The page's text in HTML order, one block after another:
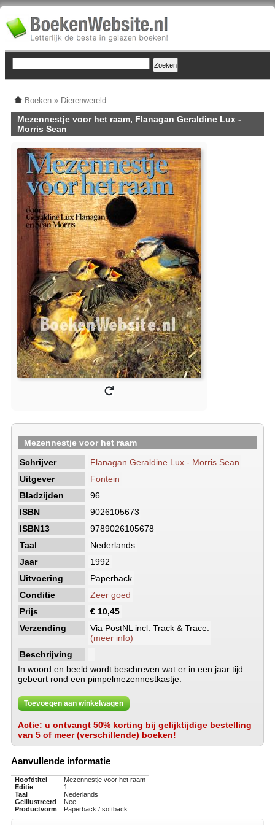
Boeken » Dierenwereld
Mezennestje voor het raam, Flanagan Geraldine Lux -
Morris Sean
Mezennestje voor het raam
Schrijver
Flanagan Geraldine Lux - Morris Sean
Uitgever
Fontein
Bladzijden
96
ISBN
9026105673
ISBN13
9789026105678
Taal
Nederlands
Jaar
1992
Uitvoering
Paperback
Conditie
Zeer goed
Prijs
€ 10,45
Verzending
Via PostNL incl. Track & Trace.
(meer info)
Beschrijving
In woord en beeld wordt beschreven wat er in een jaar tijd
gebeurt rond een pimpelmezennestkastje.
Toevoegen aan winkelwagen
Actie: u ontvangt 50% korting bij gelijktijdige bestelling
van 5 of meer (verschillende) boeken!
Aanvullende informatie
Hoofdtitel
Mezennestje voor het raam
Editie
1
Taal
Nederlands
Geillustreerd
Nee
Productvorm
Paperback / softback